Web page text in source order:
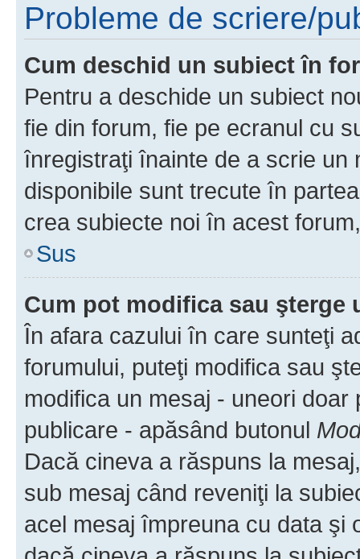
Probleme de scriere/
Cum deschid un subiect în
Pentru a deschide un subiect
fie din forum, fie pe ecranul cu
înregistraţi înainte de a scrie un
disponibile sunt trecute în
crea subiecte noi în acest
Sus
Cum pot modifica sau şterge
În afara cazului în care sunteţi
forumului, puteţi modifica sau
modifica un mesaj - uneori
publicare - apăsând butonul
Dacă cineva a răspuns la
sub mesaj când reveniţi la
acel mesaj împreuna cu data şi